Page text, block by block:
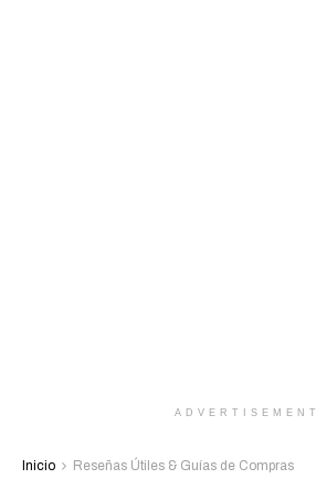
ADVERTISEMENT
Inicio Reseñas Útiles & Guías de Compras